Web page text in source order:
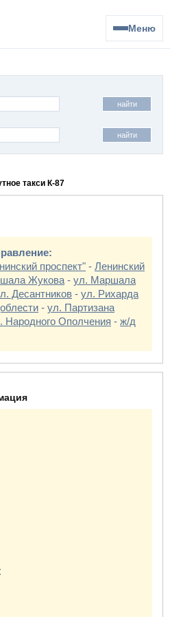
Меню
найти
найти
такси К-87
проспект" - Ленинский
Жукова - ул. Маршала
Десантников - ул. Рихарда
- ул. Партизана
Народного Ополчения - ж/д